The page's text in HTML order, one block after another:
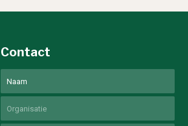
Contact
Voornaam